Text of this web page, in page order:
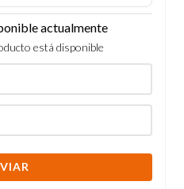
actualmente
está disponible